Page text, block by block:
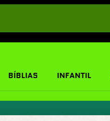
BÍBLIAS INFANTIL